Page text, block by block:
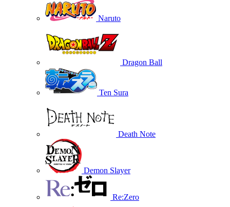
Naruto
Dragon Ball
Ten Sura
Death Note
Demon Slayer
Re:Zero